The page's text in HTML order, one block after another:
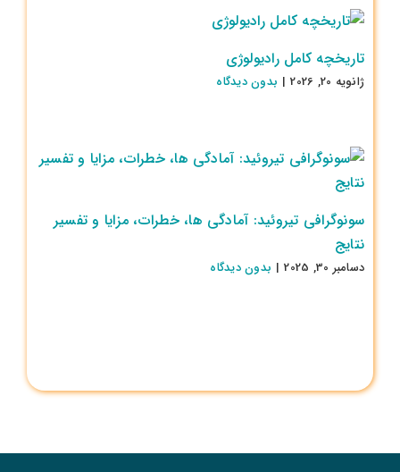
تاریخچه کامل رادیولوژی
ژانویه 20, 2026 | بدون ديدگاه
سونوگرافی تیروئید: آمادگی ها، خطرات، مزایا و تفسیر
نتایج
دسامبر 30, 2025 | بدون ديدگاه